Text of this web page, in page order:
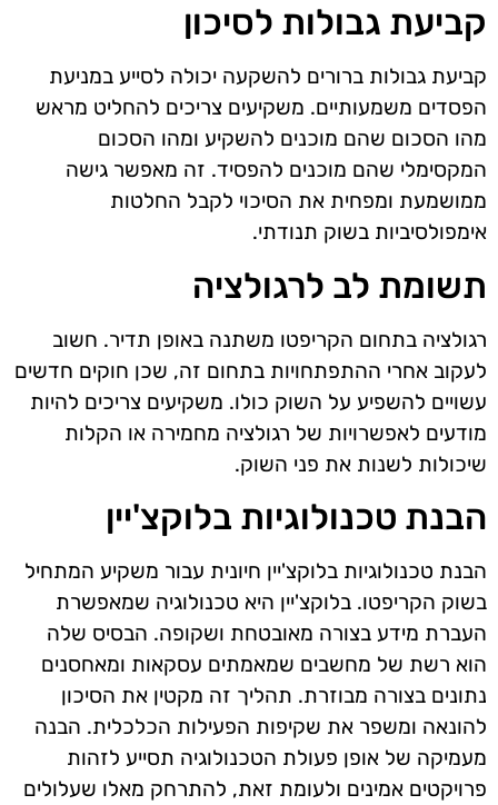
קביעת גבולות לסיכון
קביעת גבולות ברורים להשקעה יכולה לסייע במניעת
הפסדים משמעותיים. משקיעים צריכים להחליט מראש
מהו הסכום שהם מוכנים להשקיע ומהו הסכום
המקסימלי שהם מוכנים להפסיד. זה מאפשר גישה
ממושמעת ומפחית את הסיכוי לקבל החלטות
אימפולסיביות בשוק תנודתי.
תשומת לב לרגולציה
רגולציה בתחום הקריפטו משתנה באופן תדיר. חשוב
לעקוב אחרי ההתפתחויות בתחום זה, שכן חוקים חדשים
עשויים להשפיע על השוק כולו. משקיעים צריכים להיות
מודעים לאפשרויות של רגולציה מחמירה או הקלות
שיכולות לשנות את פני השוק.
הבנת טכנולוגיות בלוקצ'יין
הבנת טכנולוגיות בלוקצ'יין חיונית עבור משקיע המתחיל
בשוק הקריפטו. בלוקצ'יין היא טכנולוגיה שמאפשרת
העברת מידע בצורה מאובטחת ושקופה. הבסיס שלה
הוא רשת של מחשבים שמאמתים עסקאות ומאחסנים
נתונים בצורה מבוזרת. תהליך זה מקטין את הסיכון
להונאה ומשפר את שקיפות הפעילות הכלכלית. הבנה
מעמיקה של אופן פעולת הטכנולוגיה תסייע לזהות
פרויקטים אמינים ולעומת זאת, להתרחק מאלו שעלולים